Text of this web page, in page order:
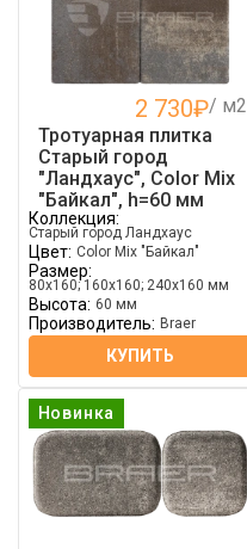
2 730₽/ м2
Тротуарная плитка
Старый город
"Ландхаус", Color Mix
"Байкал", h=60 мм
Коллекция:
Старый город Ландхаус
Цвет: Color Mix "Байкал"
Размер:
80х160; 160х160; 240х160 мм
Высота: 60 мм
Производитель: Braer
КУПИТЬ
Новинка